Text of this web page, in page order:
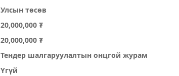
Улсын төсөв
20,000,000 ₮
20,000,000 ₮
Тендер шалгаруулалтын онцгой журам
Үгүй